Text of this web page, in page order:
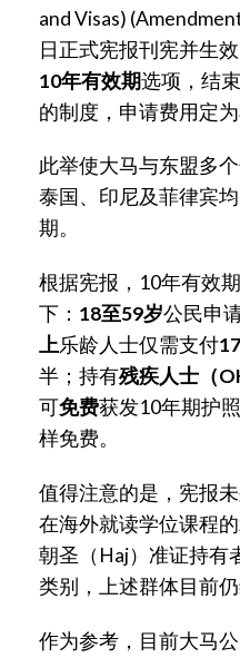
and Visas)
日正式宪报刊宪并生
10年有效期选项，结
的制度，申请费用定为
此举使大马与东盟多
泰国、印尼及菲律宾
期。
根据宪报，10年有效
下： 18至59岁公民申
上乐龄人士仅需支付
半；持有残疾人士（
可免费获发10年期护
样免费。
值得注意的是，宪报
在海外就读学位课程
朝圣（Haj）准证持有
类别，上述群体目前
作为参考，目前大马